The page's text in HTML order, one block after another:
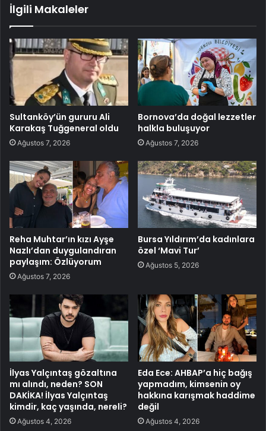
İlgili Makaleler
Sultanköy’ün gururu Ali
Karakaş Tuğgeneral oldu
Ağustos 7, 2026
Bornova’da doğal lezzetler
halkla buluşuyor
Ağustos 7, 2026
Reha Muhtar’ın kızı Ayşe
Nazlı’dan duygulandıran
paylaşım: Özlüyorum
Ağustos 7, 2026
Bursa Yıldırım’da kadınlara
özel ‘Mavi Tur’
Ağustos 5, 2026
İlyas Yalçıntaş gözaltına
mı alındı, neden? SON
DAKİKA! İlyas Yalçıntaş
kimdir, kaç yaşında, nereli?
Ağustos 4, 2026
Eda Ece: AHBAP’a hiç bağış
yapmadım, kimsenin oy
hakkına karışmak haddime
değil
Ağustos 4, 2026